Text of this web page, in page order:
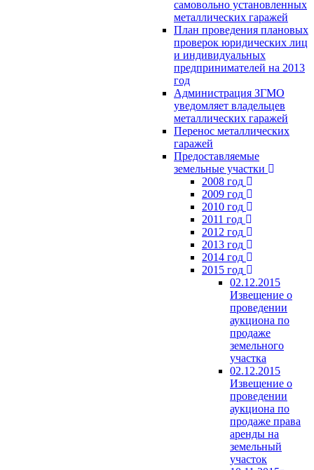
самовольно установленных
металлических гаражей
План проведения плановых
проверок юридических лиц
и индивидуальных
предпринимателей на 2013
год
Администрация ЗГМО
уведомляет владельцев
металлических гаражей
Перенос металлических
гаражей
Предоставляемые
земельные участки
2008 год
2009 год
2010 год
2011 год
2012 год
2013 год
2014 год
2015 год
02.12.2015
Извещение о
проведении
аукциона по
продаже
земельного
участка
02.12.2015
Извещение о
проведении
аукциона по
продаже права
аренды на
земельный
участок